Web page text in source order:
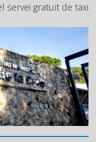
servei gratuït de taxi